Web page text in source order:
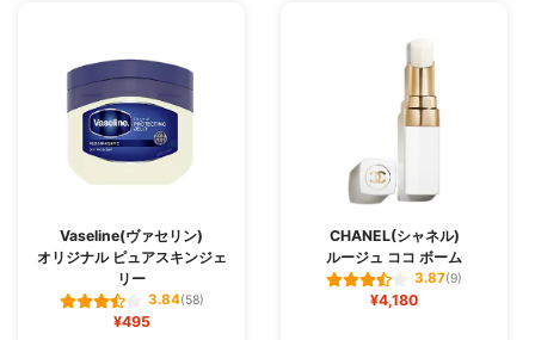
Vaseline(ヴァセリン)
オリジナル ピュアスキンジェ
リー
3.84(58)
¥495
CHANEL(シャネル)
ルージュ ココ ボーム
3.87(9)
¥4,180